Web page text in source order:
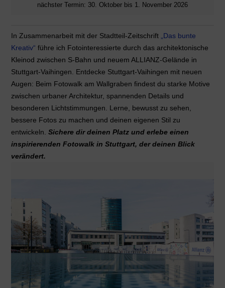
nächster Termin: 30. Oktober bis 1. November 2026
In Zusammenarbeit mit der Stadtteil-Zeitschrift
„Das bunte
Kreativ“ führe ich Fotointeressierte durch das architektonische
Kleinod zwischen S-Bahn und neuem ALLIANZ-Gelände in
Stuttgart-Vaihingen. Entdecke Stuttgart-Vaihingen mit neuen
Augen: Beim Fotowalk am Wallgraben findest du starke Motive
zwischen urbaner Architektur, spannenden Details und
besonderen Lichtstimmungen. Lerne, bewusst zu sehen,
bessere Fotos zu machen und deinen eigenen Stil zu
entwickeln. Sichere dir deinen Platz und erlebe einen
inspirierenden Fotowalk in Stuttgart, der deinen Blick
verändert.